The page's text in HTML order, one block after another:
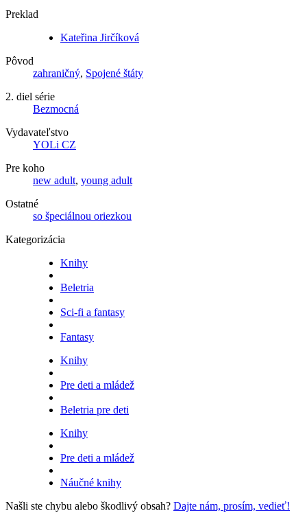
Preklad
Kateřina Jirčíková
Pôvod
zahraničný, Spojené štáty
2. diel série
Bezmocná
Vydavateľstvo
YOLi CZ
Pre koho
new adult, young adult
Ostatné
so špeciálnou oriezkou
Kategorizácia
Knihy
Beletria
Sci-fi a fantasy
Fantasy
Knihy
Pre deti a mládež
Beletria pre deti
Knihy
Pre deti a mládež
Náučné knihy
Našli ste chybu alebo škodlivý obsah? Dajte nám, prosím, vedieť!